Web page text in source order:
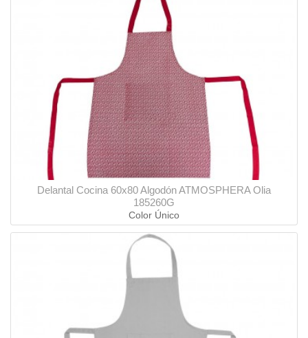
Delantal Cocina 60x80 Algodón ATMOSPHERA Olia
185260G
Color Único